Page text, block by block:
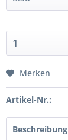
Merken
Artikel-Nr.:
Beschreibung